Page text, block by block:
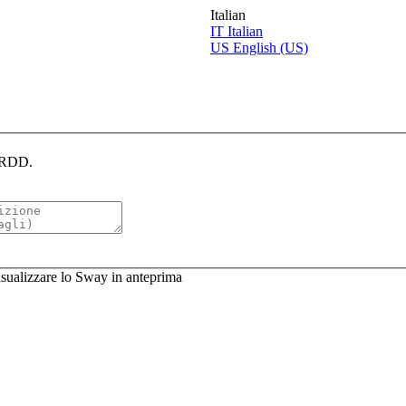
Italian
IT Italian
US English (US)
lo Sway in anteprima